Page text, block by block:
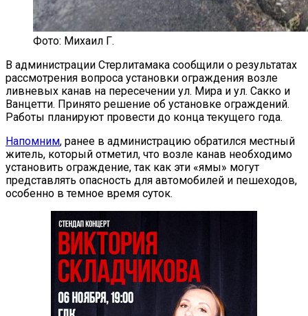
Фото: Михаил Г.
В администрации Стерлитамака сообщили о результатах
рассмотрения вопроса установки ограждения возле
ливневых канав на пересечении ул. Мира и ул. Сакко и
Ванцетти. Принято решение об установке ограждений.
Работы планируют провести до конца текущего года.
Напомним, ранее в администрацию обратился местный
житель, который отметил, что возле канав необходимо
установить ограждение, так как эти «ямы» могут
представлять опасность для автомобилей и пешеходов,
особенно в темное время суток.